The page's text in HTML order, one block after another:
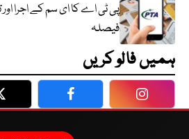
پی ٹی اے کا ای سم کے اجرا
فیصلہ
ہمیں فالو کریں
Twitter Facebook